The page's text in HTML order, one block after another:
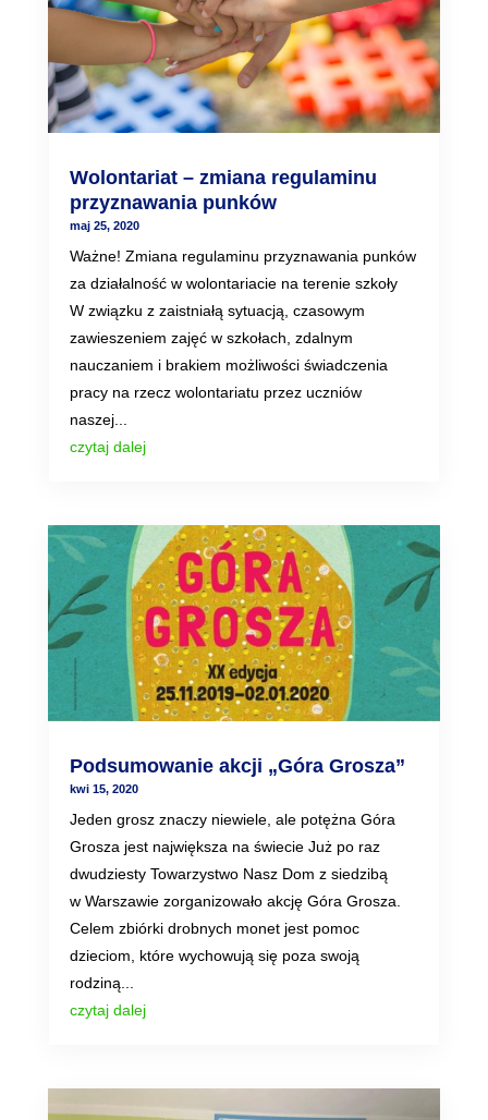
Wolontariat – zmiana regulaminu
przyznawania punków
maj 25, 2020
Ważne! Zmiana regulaminu przyznawania punków
za działalność w wolontariacie na terenie szkoły
W związku z zaistniałą sytuacją, czasowym
zawieszeniem zajęć w szkołach, zdalnym
nauczaniem i brakiem możliwości świadczenia
pracy na rzecz wolontariatu przez uczniów
naszej...
czytaj dalej
Podsumowanie akcji „Góra Grosza”
kwi 15, 2020
Jeden grosz znaczy niewiele, ale potężna Góra
Grosza jest największa na świecie Już po raz
dwudziesty Towarzystwo Nasz Dom z siedzibą
w Warszawie zorganizowało akcję Góra Grosza.
Celem zbiórki drobnych monet jest pomoc
dzieciom, które wychowują się poza swoją
rodziną...
czytaj dalej